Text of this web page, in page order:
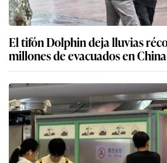
El tifón Dolphin deja lluvias
millones de evacuados en China